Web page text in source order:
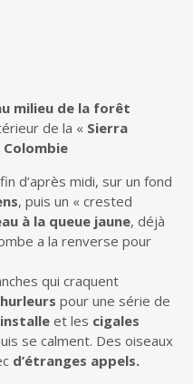
milieu de la forêt
de la « Sierra
d’après midi, sur un fond
, puis un « crested
à la queue jaune, déjà
a la renverse pour
qui craquent
pour une série de
et les cigales
se calment. Des oiseaux
d’étranges appels.